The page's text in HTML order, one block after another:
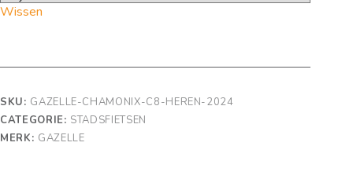
Wissen
SKU: GAZELLE-CHAMONIX-C8-HEREN-2024
CATEGORIE: STADSFIETSEN
MERK: GAZELLE